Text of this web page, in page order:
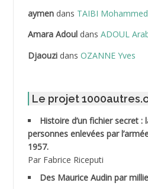
ABDELLI Mohamed
ABDELLI Mohamed *
ABDELMOUMENE Ahmed
ABDESMED Mohamed ben
ABDESSELAMI Kouider
aymendans TAIBI Mohammed
Amara Adouldans ADOUL
Djaouzidans OZANNE Yves
Le projet
Histoire d’un fichier secret :
personnes enlevées par
1957.
Par Fabrice Riceputi
Des Maurice Audin par